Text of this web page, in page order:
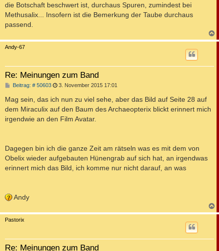
die Botschaft beschwert ist, durchaus Spuren, zumindest bei
Methusalix... Insofern ist die Bemerkung der Taube durchaus
passend.
a
Andy-67
Re: Meinungen zum Band
Beitrag: # 50603B
i
r
g
3. November 2015 17:01
Mag sein, das ich nun zu viel sehe, aber das Bild auf Seite 28 auf
dem Miraculix auf den Baum des Archaeopterix blickt erinnert mich
irgendwie an den Film Avatar.
Dagegen bin ich die ganze Zeit am rätseln was es mit dem von
Obelix wieder aufgebauten Hünengrab auf sich hat, an irgendwas
erinnert mich das Bild, ich komme nur nicht darauf, an was
Andy
a
Pastorix
Re: Meinungen zum Band